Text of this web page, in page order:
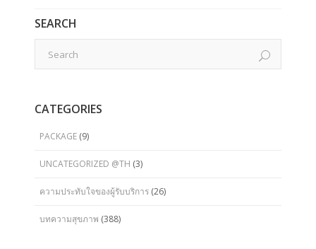
SEARCH
CATEGORIES
PACKAGE (9)
UNCATEGORIZED @TH (3)
ความประทับใจของผู้รับบริการ (26)
บทความสุขภาพ (388)